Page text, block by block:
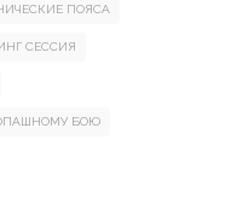
ПОЯСА
СЕССИЯ
БОЮ